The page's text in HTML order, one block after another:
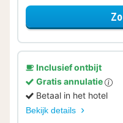
Inclusief ontbijt
Gratis annulatie
Betaal in het hotel
Bekijk details